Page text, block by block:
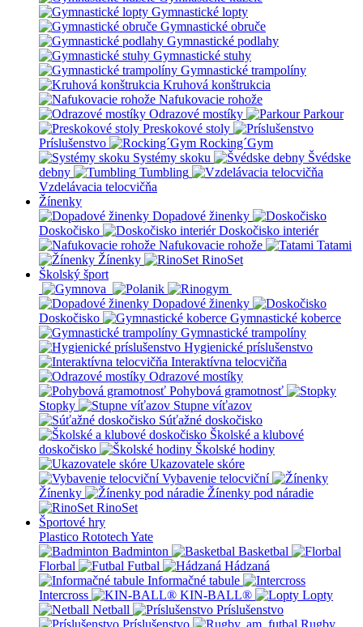
Gymnastické lopty
Gymnastické obruče
Gymnastické podlahy
Gymnastické stuhy
Gymnastické trampolíny
Kruhová konštrukcia
Nafukovacie rohože
Odrazové mostíky
Parkour
Preskokové stoly
Príslušenstvo
Rocking´Gym
Systémy skoku
Švédske
debny
Tumbling
Vzdelávacia telocvičňa
Žínenky
Dopadové žinenky
Doskočisko
Doskočisko interiér
Nafukovacie rohože
Tatami
Žínenky
RinoSet
Školský šport
Dopadové žinenky
Doskočisko
Gymnastické koberce
Gymnastické trampolíny
Hygienické príslušenstvo
Interaktívna telocvičňa
Odrazové mostíky
Pohybová gramotnosť
Stopky
Stupne víťazov
Súťažné doskočisko
Školské a klubové
doskočisko
Školské hodiny
Ukazovatele skóre
Vybavenie telocviční
Žínenky
Žínenky pod náradie
RinoSet
Športové hry
Plastico RototechYate
Badminton
Basketbal
Florbal
Futbal
Hádzaná
Informačné tabule
Intercross
KIN-BALL®
Lopty
Netball
Príslušenstvo